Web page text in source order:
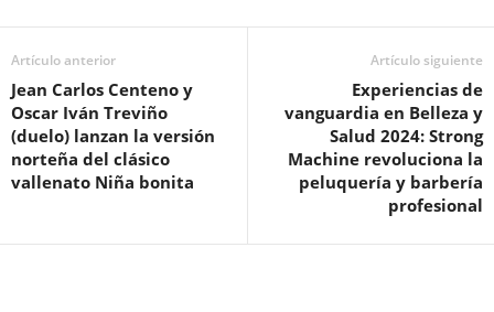
Artículo anterior
Jean Carlos Centeno y
Oscar Iván Treviño
(duelo) lanzan la versión
norteña del clásico
vallenato Niña bonita
Artículo siguiente
Experiencias de
vanguardia en Belleza y
Salud 2024: Strong
Machine revoluciona la
peluquería y barbería
profesional